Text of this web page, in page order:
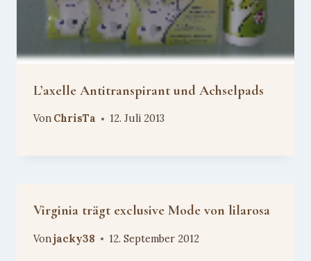
L’axelle Antitranspirant und Achselpads
Von ChrisTa 12. Juli 2013
Virginia trägt exclusive Mode von lilarosa
Vonjacky38 12. September 2012